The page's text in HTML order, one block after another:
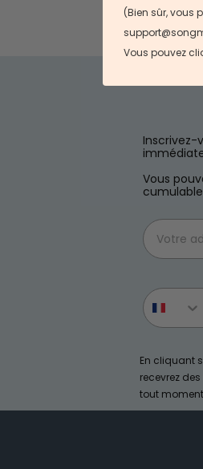
Inscrivez-
Vous
Email
Phone
En cliquant
recevrez
tout
(Bien sûr, vous
Vous pouvez